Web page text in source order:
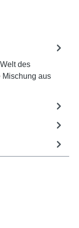
des
Mischung aus